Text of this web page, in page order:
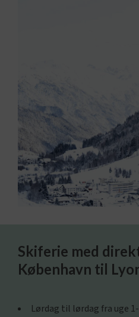
Skiferie med
København til
Lørdag til lørdag fra uge